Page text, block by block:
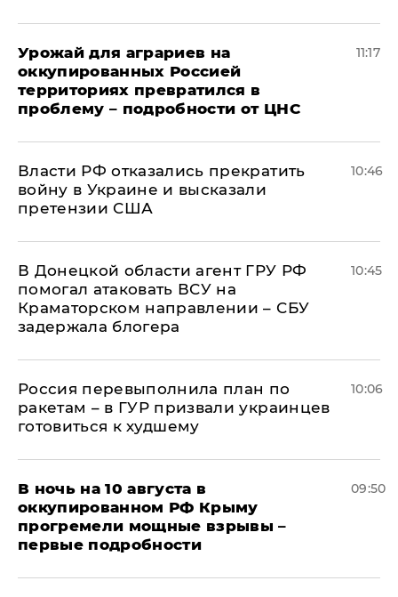
Урожай для аграриев на
оккупированных Россией
территориях превратился в
проблему – подробности от ЦНС
11:17
Власти РФ отказались прекратить
войну в Украине и высказали
претензии США
10:46
В Донецкой области агент ГРУ РФ
помогал атаковать ВСУ на
Краматорском направлении – СБУ
задержала блогера
10:45
Россия перевыполнила план по
ракетам – в ГУР призвали украинцев
готовиться к худшему
10:06
В ночь на 10 августа в
оккупированном РФ Крыму
прогремели мощные взрывы –
первые подробности
09:50